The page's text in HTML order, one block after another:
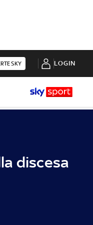
SKY LOGIN
discesa